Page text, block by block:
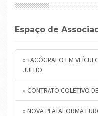
Espaço de
» TACÓGRAFO EM
JULHO
» CONTRATO COLETIVO
» NOVA PLATAFORMA